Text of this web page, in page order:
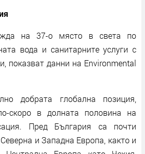
на 37-о място в света по
вода и санитарните услуги с
показват данни на Environmental
добрата глобална позиция,
скоро в долната половина на
Пред България са почти
и Западна Европа, както и